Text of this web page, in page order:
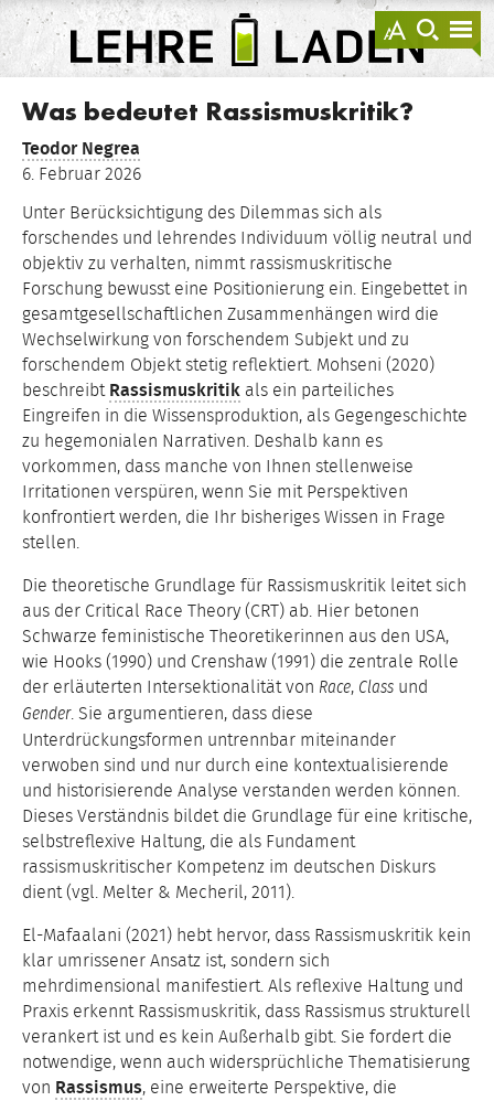
anzeigen
zur
Suche
LEHRE
LADEN
Was bedeutet Rassismuskritik?
Teodor Negrea
6. Februar 2026
Unter Berücksichtigung des Dilemmas sich als
forschendes und lehrendes Individuum völlig neutral und
objektiv zu verhalten, nimmt rassismuskritische
Forschung bewusst eine Positionierung ein. Eingebettet in
gesamtgesellschaftlichen Zusammenhängen wird die
Wechselwirkung von forschendem Subjekt und zu
forschendem Objekt stetig reflektiert. Mohseni (2020)
beschreibt Rassismuskritik als ein parteiliches
Eingreifen in die Wissensproduktion, als Gegengeschichte
zu hegemonialen Narrativen. Deshalb kann es
vorkommen, dass manche von Ihnen stellenweise
Irritationen verspüren, wenn Sie mit Perspektiven
konfrontiert werden, die Ihr bisheriges Wissen in Frage
stellen.
Die theoretische Grundlage für Rassismuskritik leitet sich
aus der Critical Race Theory (CRT) ab. Hier betonen
Schwarze feministische Theoretikerinnen aus den USA,
wie Hooks (1990) und Crenshaw (1991) die zentrale Rolle
der erläuterten Intersektionalität von Race, Class und
Gender. Sie argumentieren, dass diese
Unterdrückungsformen untrennbar miteinander
verwoben sind und nur durch eine kontextualisierende
und historisierende Analyse verstanden werden können.
Dieses Verständnis bildet die Grundlage für eine kritische,
selbstreflexive Haltung, die als Fundament
rassismuskritischer Kompetenz im deutschen Diskurs
dient (vgl. Melter & Mecheril, 2011).
El-Mafaalani (2021) hebt hervor, dass Rassismuskritik kein
klar umrissener Ansatz ist, sondern sich
mehrdimensional manifestiert. Als reflexive Haltung und
Praxis erkennt Rassismuskritik, dass Rassismus strukturell
verankert ist und es kein Außerhalb gibt. Sie fordert die
notwendige, wenn auch widersprüchliche Thematisierung
von Rassismus, eine erweiterte Perspektive, die